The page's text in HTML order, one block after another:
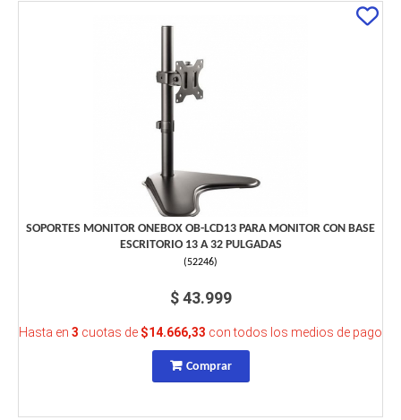
SOPORTES MONITOR ONEBOX OB-LCD13 PARA MONITOR CON BASE
ESCRITORIO 13 A 32 PULGADAS
(52246)
$ 43.999
Hasta en 3 cuotas de $14.666,33 con todos los medios de pago
Comprar